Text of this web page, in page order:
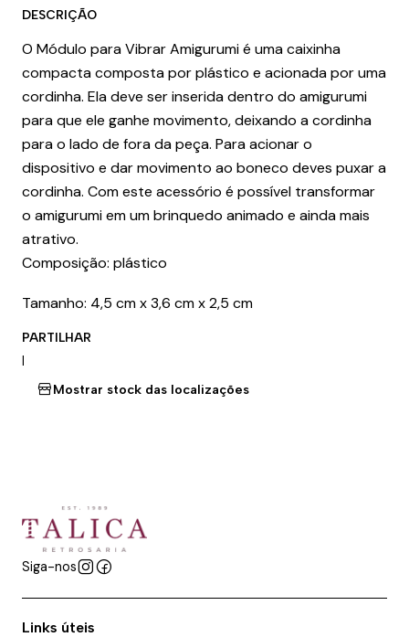
DESCRIÇÃO
O Módulo para Vibrar Amigurumi é uma caixinha
compacta composta por plástico e acionada por uma
cordinha. Ela deve ser inserida dentro do amigurumi
para que ele ganhe movimento, deixando a cordinha
para o lado de fora da peça. Para acionar o
dispositivo e dar movimento ao boneco deves puxar a
cordinha. Com este acessório é possível transformar
o amigurumi em um brinquedo animado e ainda mais
atrativo.
Composição: plástico
Tamanho: 4,5 cm x 3,6 cm x 2,5 cm
PARTILHAR
|
Mostrar stock das localizações
Siga-nos
Links úteis